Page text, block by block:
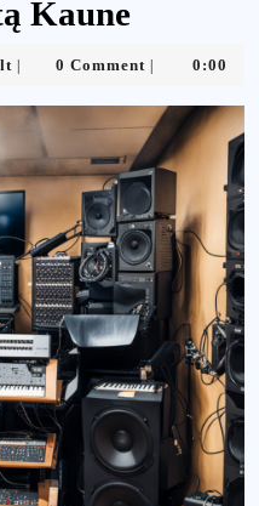
Kaune
audiomedia.lt
0 Comment 0:00